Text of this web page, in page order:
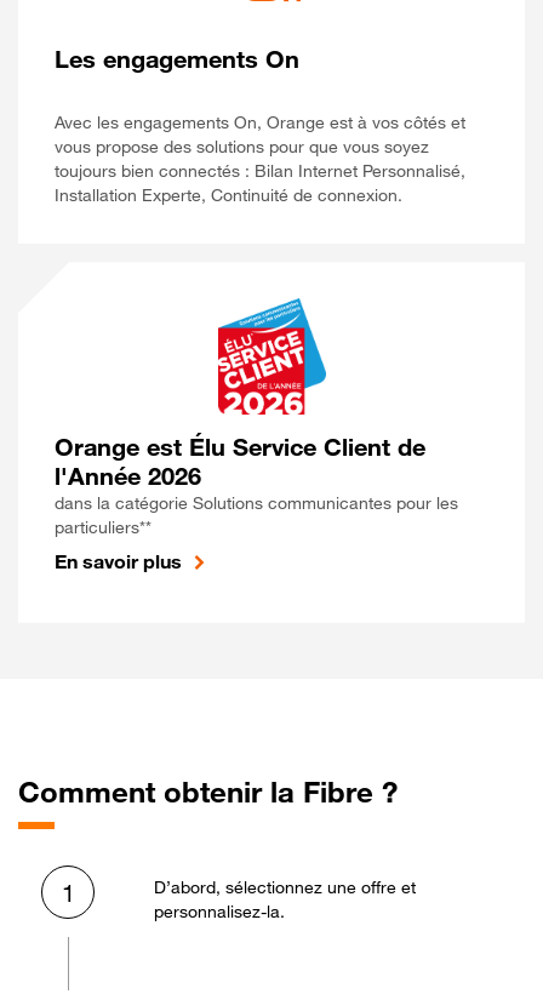
Les engagements On
Avec les engagements On, Orange est à vos côtés et
vous propose des solutions pour que vous soyez
toujours bien connectés : Bilan Internet Personnalisé,
Installation Experte, Continuité de connexion.
Orange est Élu Service Client de
l'Année 2026
dans la catégorie Solutions communicantes pour les
particuliers**
En savoir plus
Comment obtenir la Fibre ?
1
D’abord, sélectionnez une offre et
personnalisez-la.